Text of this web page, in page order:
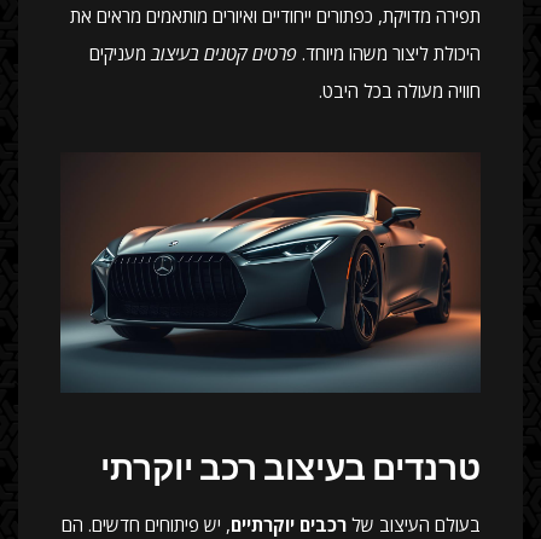
תפירה מדויקת, כפתורים ייחודיים ואיורים מותאמים מראים את
היכולת ליצור משהו מיוחד. פרטים קטנים בעיצובמעניקים
חוויה מעולה בכל היבט.
טרנדים בעיצוב רכב יוקרתי
בעולם העיצוב של רכבים יוקרתיים, יש פיתוחים חדשים. הם